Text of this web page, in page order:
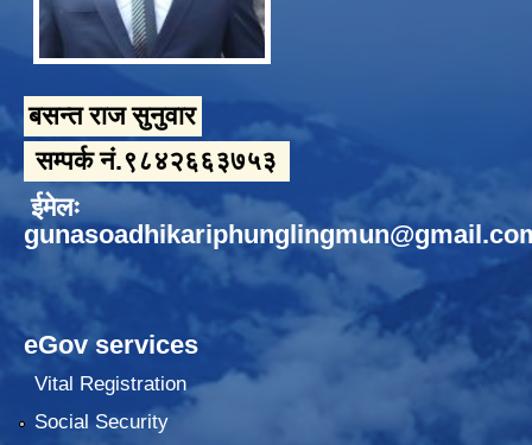
बसन्त राज सुनुवार
सम्पर्क नं.९८४२६६३७५३
ईमेलः
eGov services
Vital Registration
Social Security